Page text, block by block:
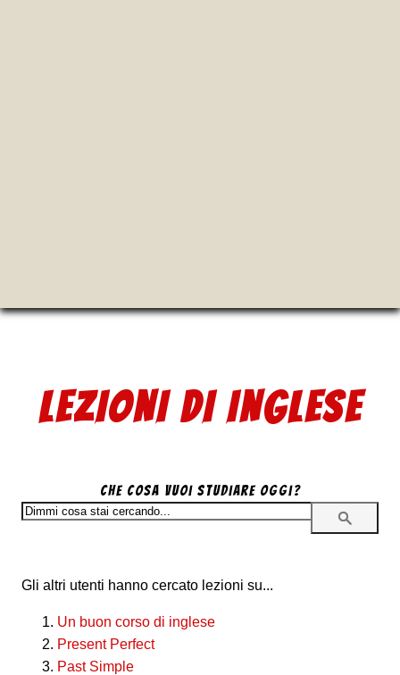
LEZIONI DIINGLESE
Che cosa vuoi studiare oggi?
Gli altri utenti hanno cercato lezioni su...
Un buon corso di inglese
Present Perfect
Past Simple